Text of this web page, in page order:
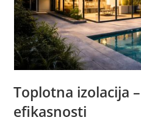
Toplotna izolacija
efikasnosti